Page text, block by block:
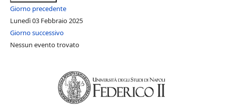
Giorno precedente
Lunedì 03 Febbraio 2025
Giorno successivo
Nessun evento trovato